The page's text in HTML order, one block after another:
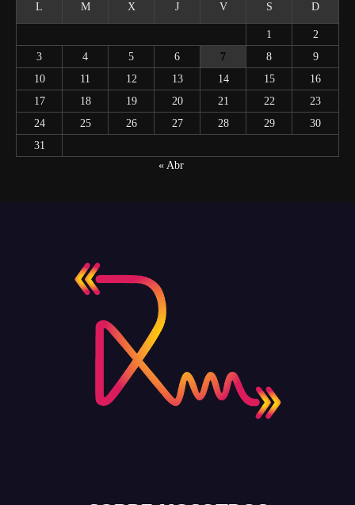
L M X J V S D
1
2
3
4 5 6 7 8
9
10
11 12 13 14 15
16
17
18 19 20 21 22
23
24
25 26 27 28 29
30
31
« Abr